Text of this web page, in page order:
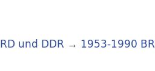
und DDR → 1953-1990